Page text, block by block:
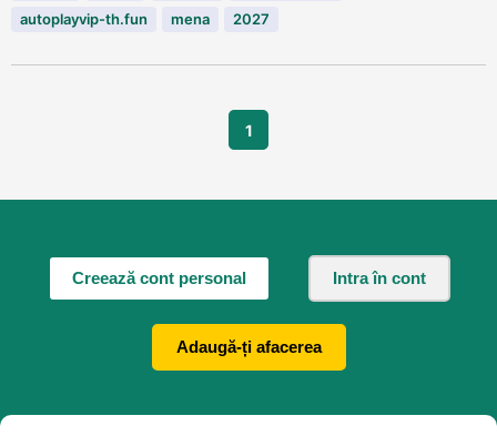
autoplayvip-th.fun mena 2027
1
Creează cont personal Intra în cont
Adaugă-ți afacerea